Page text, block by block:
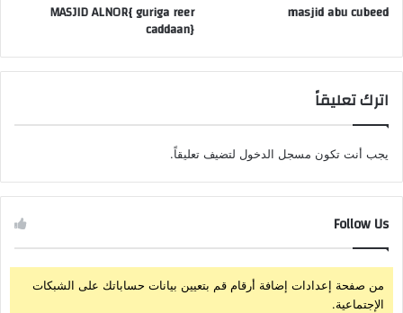
masjid abu cubeed
MASJID ALNOR{ guriga reer
caddaan}
اترك تعليقاً
يجب أنت تكون مسجل الدخول لتضيف تعليقاً.
Follow Us
من صفحة إعدادات إضافة أرقام قم بتعيين بيانات حساباتك على الشبكات
الإجتماعية.